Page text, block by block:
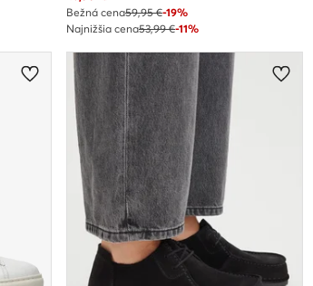
Bežná cena59,95 €-19%
Najnižšia cena53,99 €-11%